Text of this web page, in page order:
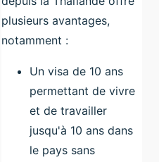
plusieurs avantages,
notamment :
Un visa de 10 ans
permettant de vivre
et de travailler
jusqu'à 10 ans dans
le pays sans